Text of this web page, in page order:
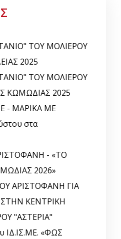
ΤΟΥ ΜΟΛΙΕΡΟΥ
2025
ΤΟΥ ΜΟΛΙΕΡΟΥ
ΚΩΜΩΔΙΑΣ 2025
- ΜΑΡΙΚΑ ΜΕ
στα
- «ΤΟ
2026»
ΑΡΙΣΤΟΦΑΝΗ ΓΙΑ
ΚΕΝΤΡΙΚΗ
"ΑΣΤΕΡΙΑ"
ΙΔ.ΙΣ.ΜΕ. «ΦΩΣ